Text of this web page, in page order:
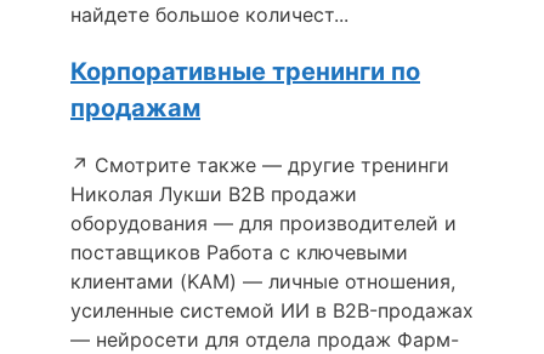
найдете большое количест...
Корпоративные тренинги по
продажам
↗ Смотрите также — другие тренинги
Николая Лукши B2B продажи
оборудования — для производителей и
поставщиков Работа с ключевыми
клиентами (KAM) — личные отношения,
усиленные системой ИИ в B2B-продажах
— нейросети для отдела продаж Фарм-